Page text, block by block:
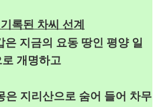
록된 차씨 선계
은 지금의 요동 땅인 평양 일
로 개명하고
은 지리산으로 숨어 들어 차무